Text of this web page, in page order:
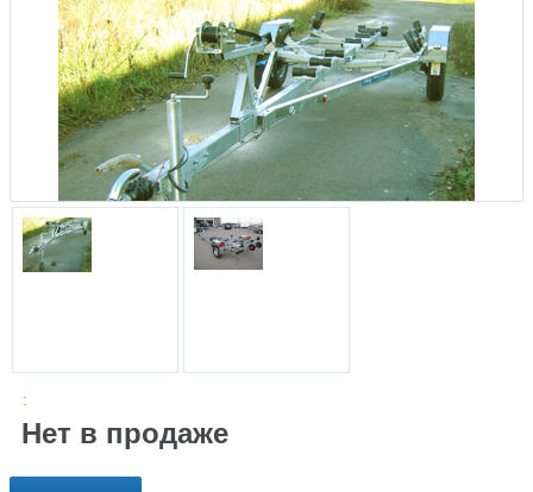
:
Нет в продаже